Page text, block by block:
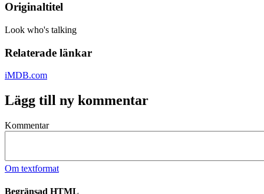
Originaltitel
Look who's talking
Relaterade länkar
iMDB.com
Lägg till ny kommentar
Kommentar
Om textformat
Begränsad HTML